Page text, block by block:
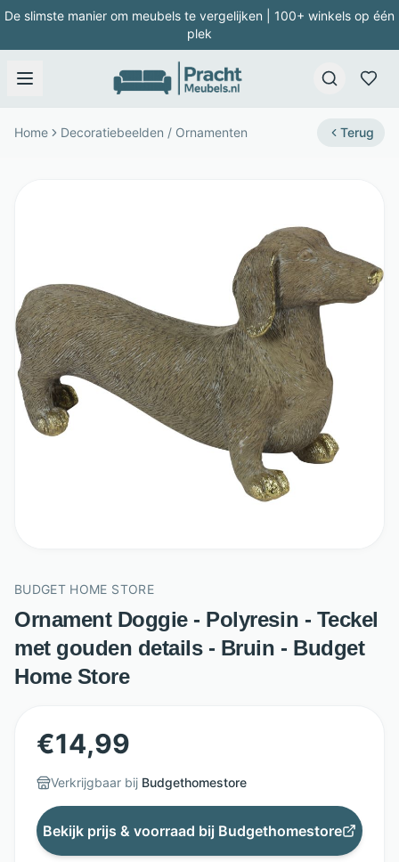
De slimste manier om meubels te vergelijken | 100+ winkels op één
plek
Home Decoratiebeelden / Ornamenten Terug
BUDGET HOME STORE
Ornament Doggie - Polyresin - Teckel
met gouden details - Bruin - Budget
Home Store
€14,99
Verkrijgbaar bij Budgethomestore
Bekijk prijs & voorraad bij Budgethomestore